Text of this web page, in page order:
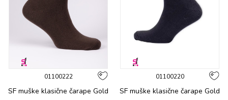
01100222
SF muške klasične čarape Gold
01100220
SF muške klasične čarape Gold